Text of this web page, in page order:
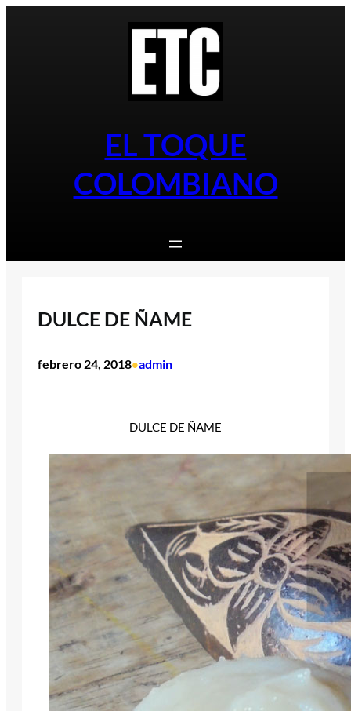
EL TOQUE
COLOMBIANO
DULCE DE ÑAME
febrero 24, 2018•admin
DULCE DE ÑAME